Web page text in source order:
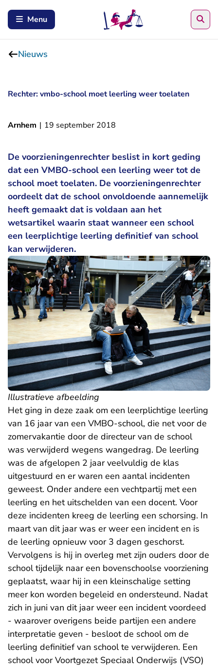
Menu
Nieuws
Rechter: vmbo-school moet leerling weer toelaten
Arnhem | 19 september 2018
De voorzieningenrechter beslist in kort geding
dat een VMBO-school een leerling weer tot de
school moet toelaten. De voorzieningenrechter
oordeelt dat de school onvoldoende aannemelijk
heeft gemaakt dat is voldaan aan het
wetsartikel waarin staat wanneer een school
een leerplichtige leerling definitief van school
kan verwijderen.
Illustratieve afbeelding
Het ging in deze zaak om een leerplichtige leerling
van 16 jaar van een VMBO-school, die net voor de
zomervakantie door de directeur van de school
was verwijderd wegens wangedrag. De leerling
was de afgelopen 2 jaar veelvuldig de klas
uitgestuurd en er waren een aantal incidenten
geweest. Onder andere een vechtpartij met een
leerling en het uitschelden van een docent. Voor
deze incidenten kreeg de leerling een schorsing. In
maart van dit jaar was er weer een incident en is
de leerling opnieuw voor 3 dagen geschorst.
Vervolgens is hij in overleg met zijn ouders door de
school tijdelijk naar een bovenschoolse voorziening
geplaatst, waar hij in een kleinschalige setting
meer kon worden begeleid en ondersteund. Nadat
zich in juni van dit jaar weer een incident voordeed
- waarover overigens beide partijen een andere
interpretatie geven - besloot de school om de
leerling definitief van school te verwijderen. Een
school voor Voortgezet Speciaal Onderwijs (VSO)